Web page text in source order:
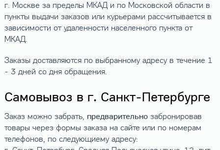
г. Москве за пределы МКАД и по Московской области в
пункты выдачи заказов или курьерами рассчитывается в
зависимости от удаленности населенного пункта от
МКАД.
Заказы доставляются по выбранному адресу в течение 1
- 3 дней со дня обращения.
Самовывоз в г. Санкт-Петербурге
Заказ можно забрать, предварительнозабронировав
товары через формы заказа на сайте или по номерам
телефонов, по следующиему адресу: